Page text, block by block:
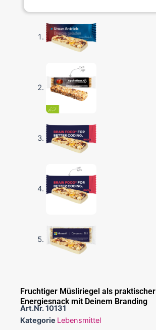
Fruchtiger Müsliriegel als praktischer
Energiesnack mit Deinem Branding
Art.Nr.10131
Kategorie Lebensmittel